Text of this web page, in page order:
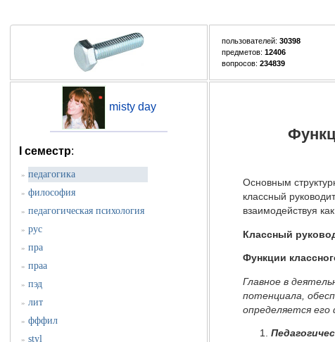
пользователей: 30398
предметов: 12406
вопросов: 234839
misty day
I семестр:
» педагогика
» философия
» педагогическая психология
» рус
» пра
» праа
» пэд
» лит
» фффил
» styl
Основным
классный
взаимодействуя
Классный
Функции
Главное в
потенциала,
определяется его